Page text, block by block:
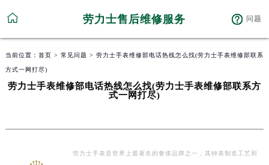
劳力士售后维修服务 问题
当前位置： 首页 > 常见问题 > 劳力士手表维修部电话热线怎么找(劳力士手表维修部联系
方式一网打尽)
劳力士手表维修部电话热线怎么找(劳力士手表维修部联系方
式一网打尽)
劳力士手表是世界上最著名的奢侈品牌之一，其钟表制造工艺和